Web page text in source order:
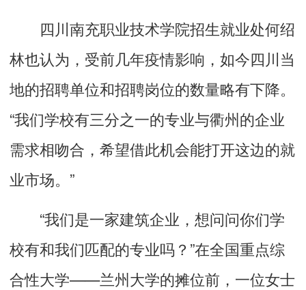
四川南充职业技术学院招生就业处何绍
林也认为，受前几年疫情影响，如今四川当
地的招聘单位和招聘岗位的数量略有下降。
“我们学校有三分之一的专业与衢州的企业
需求相吻合，希望借此机会能打开这边的就
业市场。”
“我们是一家建筑企业，想问问你们学
校有和我们匹配的专业吗？”在全国重点综
合性大学——兰州大学的摊位前，一位女士